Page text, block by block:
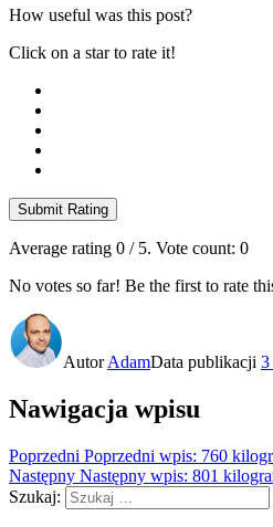
How useful was this post?
Click on a star to rate it!
Submit Rating
Average rating 0 / 5. Vote count: 0
No votes so far! Be the first to rate
AutorAdamData publikacji 3
Nawigacja wpisu
Poprzedni Poprzedni wpis: 760
Następny Następny wpis: 801
Szukaj: